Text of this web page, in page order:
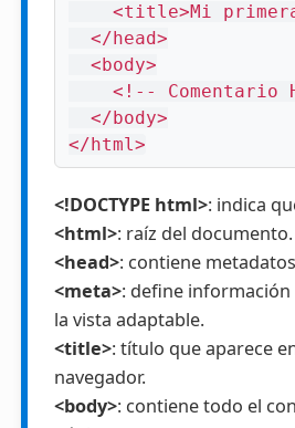
    <title>Mi primera página</title>
  </head>
  <body>
    <!-- Comentario HTML -->
  </body>
</html>
<!DOCTYPE html>: indica
<html>: raíz del documento.
<head>: contiene
<meta>: define
la vista adaptable.
<title>: título que aparece
navegador.
<body>: contiene todo el